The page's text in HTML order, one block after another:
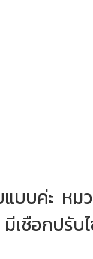
บค่ะ หมว
เชือกปรั